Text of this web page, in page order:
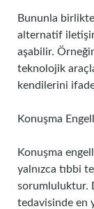
Bununla
alternatif
aşabilir.
teknolojik
kendilerini
Konuşma
Konuşma
yalnızca tıbbi
sorumluluktur.
tedavisinde en